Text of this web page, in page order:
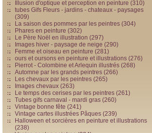
Illusion d'optique et perception en peinture (310)
tubes Gifs Fleurs - jardins - chateaux - paysages
(309)
La saison des pommes par les peintres (304)
Phares en peinture (302)
Le Père Noël en illustration (297)
Images hiver - paysage de neige (290)
Femme et oiseau en peinture (281)
ours et oursons en peinture et illustrations (276)
Pierrot - Colombine et Arlequin illustrés (268)
Automne par les grands peintres (266)
Les chevaux par les peintres (265)
Images chevaux (263)
Le temps des cerises par les peintres (261)
Tubes gifs carnaval - mardi gras (260)
Vintage bonne fête (241)
Vintage cartes illustrées Pâques (239)
Halloween et sorcières en peinture et illustrations
(238)